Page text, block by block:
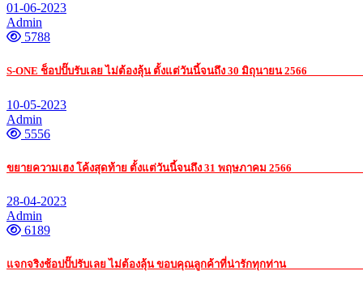
01-06-2023
Admin
5788
S-ONE ช็อปปั๊บรับเลย ไม่ต้องลุ้น ตั้งแต่วันนี้จนถึง 30 มิถุนายน 2566
10-05-2023
Admin
5556
ขยายความเฮง โค้งสุดท้าย ตั้งแต่วันนี้จนถึง 31 พฤษภาคม 2566
28-04-2023
Admin
6189
แจกจริงช้อปปั๊ปรับเลย ไม่ต้องลุ้น ขอบคุณลูกค้าที่น่ารักทุกท่าน